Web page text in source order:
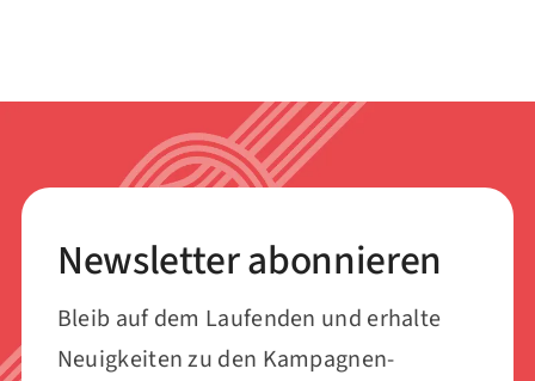
Newsletter abonnieren
Bleib auf dem Laufenden und erhalte
Neuigkeiten zu den Kampagnen-